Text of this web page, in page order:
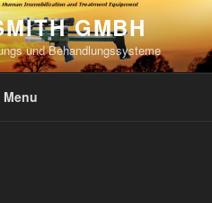
GMBH
und Behandlungssysteme
Menu